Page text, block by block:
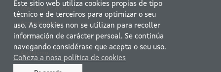
Accesibilidade
Aviso legal
Atendémolo/a
Este sitio web utiliza cookies propias de tipo
técnico e de terceiros para optimizar o seu
uso. As cookies non se utilizan para recoller
información de carácter persoal. Se continúa
navegando considérase que acepta o seu uso.
Coñeza a nosa política de cookies